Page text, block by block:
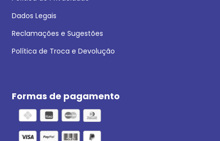
Dados Legais
Reclamações e Sugestões
Política de Troca e Devolução
Formas de pagamento